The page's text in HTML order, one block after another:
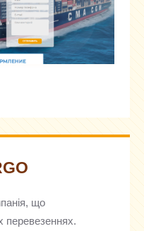
що
перевезеннях.